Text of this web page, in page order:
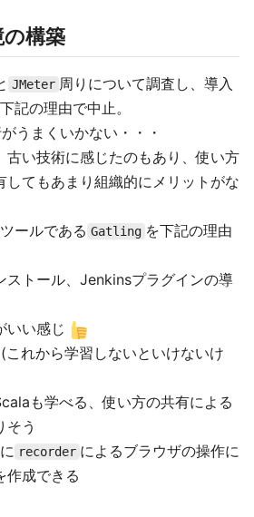
構築
JMeter 周りについて調査し、導入
記の理由で中止。
うまくいかない・・・
古い技術に感じたのもあり、使い方
してもあまり組織的にメリットがな
ールである Gatling を下記の理由
ストール、Jenkinsプラグインの導
いい感じ
れから学習しないといけないけ
も学べる、使い方の共有による
そう
recorder によるブラウザの操作に
作成できる